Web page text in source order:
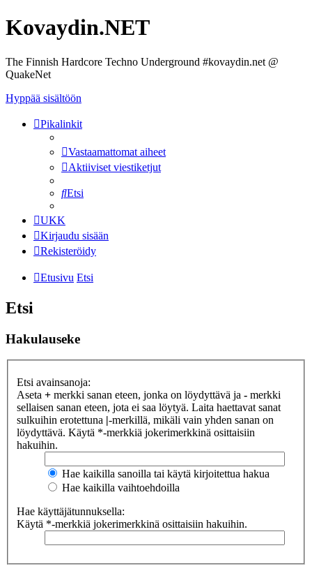
Kovaydin.NET
The Finnish Hardcore Techno Underground #kovaydin.net @
QuakeNet
Hyppää sisältöön
Pikalinkit
Vastaamattomat aiheet
Aktiiviset viestiketjut
Etsi
UKK
Kirjaudu sisään
Rekisteröidy
Etusivu Etsi
Etsi
Hakulauseke
Etsi avainsanoja:
Aseta + merkki sanan eteen, jonka on löydyttävä ja - merkki
sellaisen sanan eteen, jota ei saa löytyä. Laita haettavat sanat
sulkuihin erotettuna |-merkillä, mikäli vain yhden sanan on
löydyttävä. Käytä *-merkkiä jokerimerkkinä osittaisiin
hakuihin.
Hae kaikilla sanoilla tai käytä kirjoitettua hakua
Hae kaikilla vaihtoehdoilla
Hae käyttäjätunnuksella:
Käytä *-merkkiä jokerimerkkinä osittaisiin hakuihin.